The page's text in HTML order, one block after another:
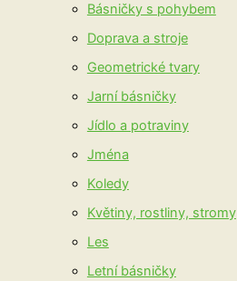
Básničky s pohybem
Doprava a stroje
Geometrické tvary
Jarní básničky
Jídlo a potraviny
Jména
Koledy
Květiny, rostliny, stromy
Les
Letní básničky